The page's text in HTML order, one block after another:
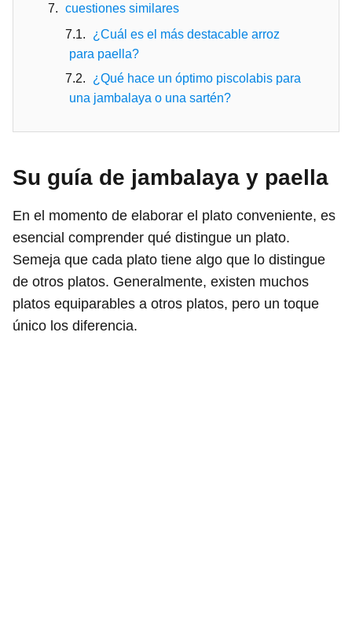
cuestiones similares
¿Cuál es el más destacable arroz
para paella?
¿Qué hace un óptimo piscolabis para
una jambalaya o una sartén?
Su guía de jambalaya y paella
En el momento de elaborar el plato conveniente, es
esencial comprender qué distingue un plato.
Semeja que cada plato tiene algo que lo distingue
de otros platos. Generalmente, existen muchos
platos equiparables a otros platos, pero un toque
único los diferencia.